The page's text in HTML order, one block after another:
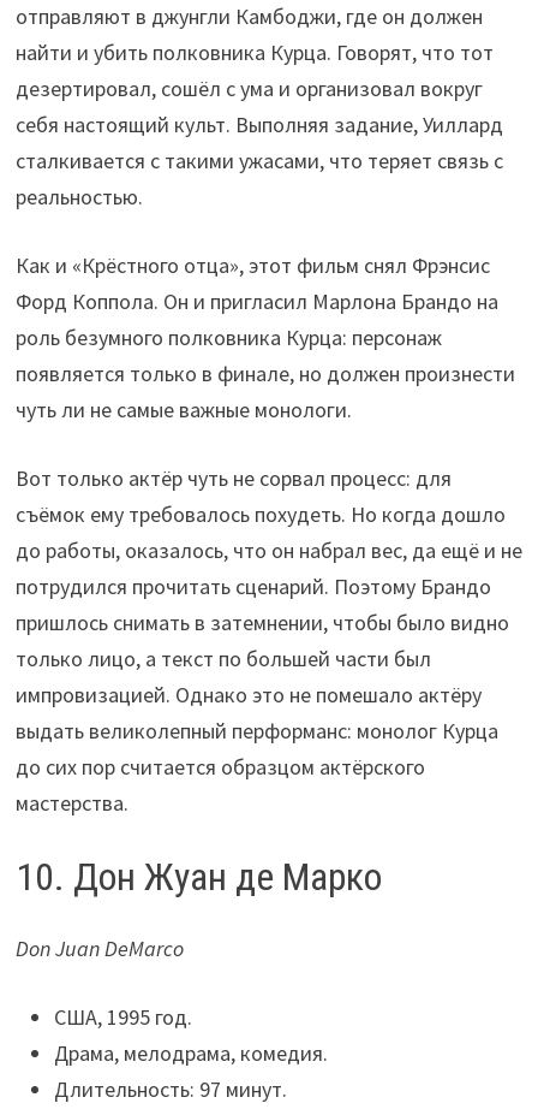
отправляют в джунгли Камбоджи, где он должен
найти и убить полковника Курца. Говорят, что тот
дезертировал, сошёл с ума и организовал вокруг
себя настоящий культ. Выполняя задание, Уиллард
сталкивается с такими ужасами, что теряет связь с
реальностью.
Как и «Крёстного отца», этот фильм снял Фрэнсис
Форд Коппола. Он и пригласил Марлона Брандо на
роль безумного полковника Курца: персонаж
появляется только в финале, но должен произнести
чуть ли не самые важные монологи.
Вот только актёр чуть не сорвал процесс: для
съёмок ему требовалось похудеть. Но когда дошло
до работы, оказалось, что он набрал вес, да ещё и не
потрудился прочитать сценарий. Поэтому Брандо
пришлось снимать в затемнении, чтобы было видно
только лицо, а текст по большей части был
импровизацией. Однако это не помешало актёру
выдать великолепный перформанс: монолог Курца
до сих пор считается образцом актёрского
мастерства.
10. Дон Жуан де Марко
Don Juan DeMarco
США, 1995 год.
Драма, мелодрама, комедия.
Длительность: 97 минут.